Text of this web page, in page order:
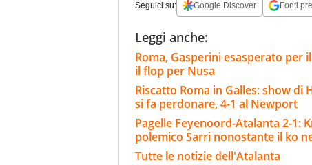
Seguici su: Google Discover Fonti
Leggi anche:
Roma, Gasperini esasperato per
il flop per Nusa
Riscatto Roma in Galles: show di
si fa perdonare, 4-1 al Newport
Pagelle Feyenoord-Atalanta 2-1:
polemico Sarri nonostante il ko
Tutte le notizie dell'Atalanta